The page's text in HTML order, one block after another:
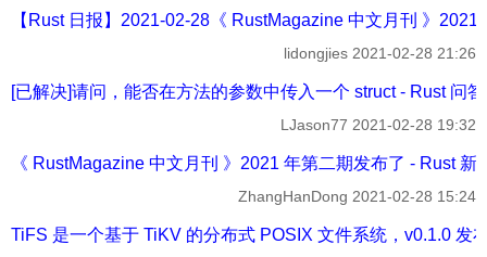
【Rust 日报】2021-02-28《 RustMagazine 中文月刊 》
lidongjies 2021-02-28 21:26
[已解决]请问，能否在方法的参数中传入一个 struct - Rust 问答
LJason77 2021-02-28 19:32
《 RustMagazine 中文月刊 》2021 年第二期发布了 - Rust 新
ZhangHanDong 2021-02-28 15:24
TiFS 是一个基于 TiKV 的分布式 POSIX 文件系统，v0.1.0 发